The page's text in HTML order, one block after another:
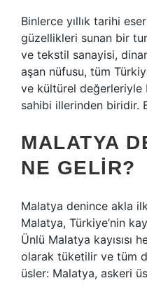
Binlerce yıllık tarihi
güzellikleri sunan bir
ve tekstil sanayisi,
aşan nüfusu, tüm
ve kültürel değerleriyle
sahibi illerinden biridir.
MALATYA
NE GELIR?
Malatya denince akla ilk
Malatya, Türkiye’nin
Ünlü Malatya kayısısı
olarak tüketilir ve tüm
üsler: Malatya, askeri